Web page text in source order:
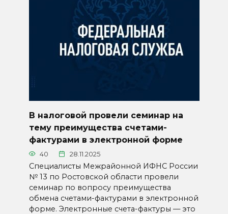
В налоговой провели семинар на
тему преимущества счетами-
фактурами в электронной форме
40 28.11.2025
Специалисты Межрайонной ИФНС России
№ 13 по Ростовской области провели
семинар по вопросу преимущества
обмена счетами-фактурами в электронной
форме. Электронные счета-фактуры — это